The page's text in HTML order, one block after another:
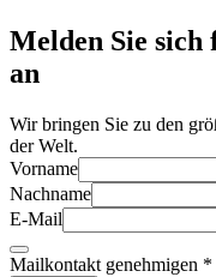
Melden Sie sich
an
Wir bringen Sie zu den
der Welt.
Vorname
Nachname
E-Mail
Mailkontakt genehmigen *